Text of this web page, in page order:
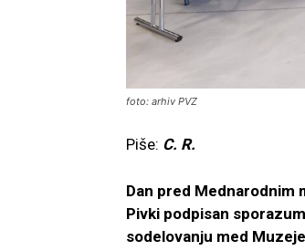
foto: arhiv PVZ
Piše: C. R.
Dan pred Mednarodnim
Pivki podpisan
sodelovanju med